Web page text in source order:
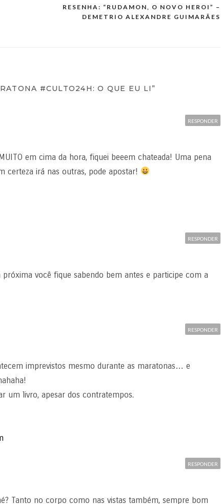
RESENHA: “RUDAMON, O NOVO HEROI” –
DEMETRIO ALEXANDRE GUIMARÃES
#CULTO24H: O QUE EU LI”
em cima da hora, fiquei beeem chateada! Uma pena
certeza irá nas outras, pode apostar!
RESPONDER
próxima você fique sabendo bem antes e participe com a
RESPONDER
imprevistos mesmo durante as maratonas… e
um livro, apesar dos contratempos.
RESPONDER
Tanto no corpo como nas vistas também, sempre bom
RESPONDER